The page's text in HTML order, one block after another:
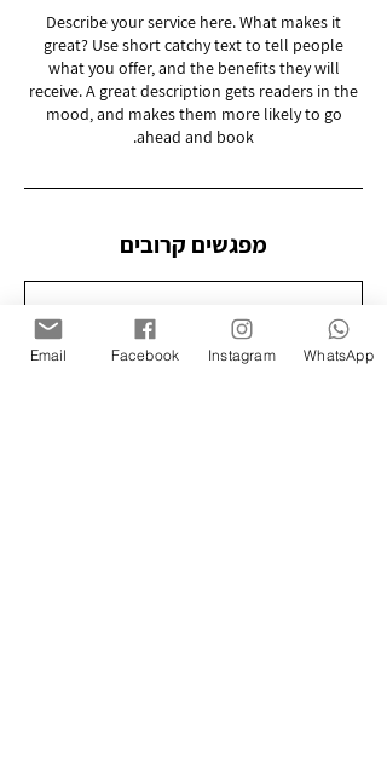
Describe your service here. What makes it
great? Use short catchy text to tell people
what you offer, and the benefits they will
receive. A great description gets readers in the
mood, and makes them more likely to go
ahead and book.
מפגשים קרובים
Email Facebook Instagram WhatsApp